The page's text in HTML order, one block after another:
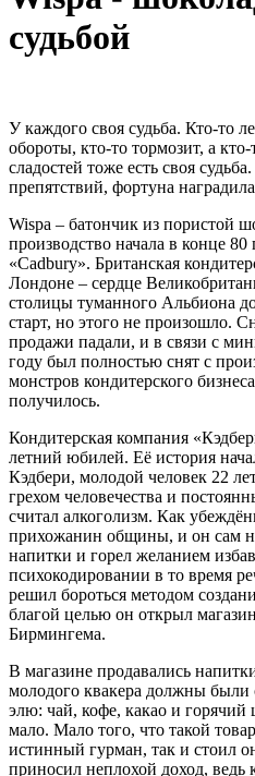
судьбой
У каждого своя судьба. Кто-то
обороты, кто-то тормозит, а
сладостей тоже есть своя
препятствий, фортуна
Wispa – батончик из пористой
производство начала в конце
«Cadbury». Британская
Лондоне – сердце
столицы туманного Альбиона
старт, но этого не произошло.
продажи падали, и в связи с
году был полностью снят с
монстров кондитерского
получилось.
Кондитерская компания
летний юбилей. Её история
Кэдбери, молодой человек 22
грехом человечества и
считал алкоголизм. Как
прихожанин общины, и он сам
напитки и горел желанием
психокодировании в то время
решил бороться методом
благой целью он открыл
Бирмингема.
В магазине продавались
молодого квакера должны были
элю: чай, кофе, какао и
мало. Мало того, что такой
истинный гурман, так и стоил
приносил неплохой доход, ведь